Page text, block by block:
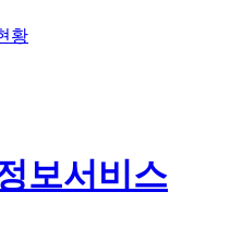
황